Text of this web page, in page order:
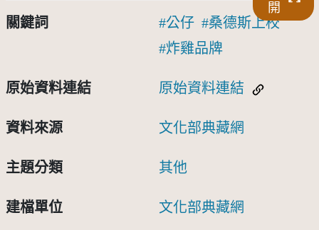
開
關鍵詞 公仔
桑德斯上校
炸雞品牌
原始資料連結 原始資料連結
資料來源 文化部典藏網
主題分類 其他
建檔單位 文化部典藏網